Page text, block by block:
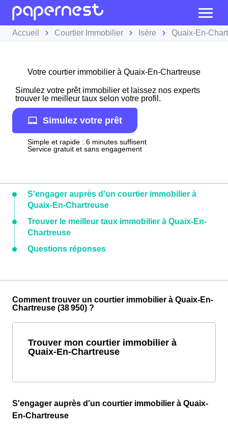
Accueil Courtier Immobilier Isère Quaix-En-
Votre courtier immobilier à Quaix-En-Chartreuse
Simulez votre prêt immobilier et laissez nos experts
trouver le meilleur taux selon votre profil.
Simulez votre prêt
Simple et rapide : 6 minutes suffisent
Service gratuit et sans engagement
S'engager auprès d'un courtier immobilier à
Quaix-En-Chartreuse
Trouver le meilleur taux immobilier à Quaix-En-
Chartreuse
Questions réponses
Comment trouver un courtier immobilier à Quaix-En-
Chartreuse (38 950) ?
Trouver mon courtier immobilier à
Quaix-En-Chartreuse
S'engager auprès d'un courtier immobilier à Quaix-
En-Chartreuse